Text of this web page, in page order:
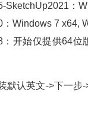
SketchUp2021：
Windows 7 x64,
：开始仅提供64位
默认英文->下一步